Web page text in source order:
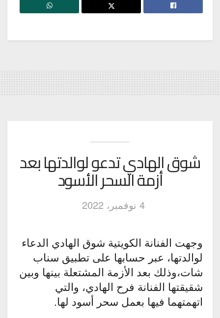
شوق الهادي تدعو لوالدتها بعد
أزمة السحر الأسود
4 نوفمبر، 2022
وجهت الفنانة الكويتية شوق الهادي الدعاء
لوالدتها، عبر حسابها على تطبيق سناب
شات،وذلك بعد الأزمة المشتعلة بينها وبين
شقيقتها الفنانة فرح الهادي، والتي
اتهمتهما فيها بعمل سحر أسود لها.